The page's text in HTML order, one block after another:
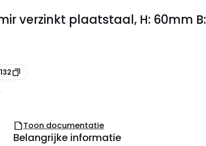
verzinkt plaatstaal, H: 60mm B:
Toon documentatie
Belangrijke informatie